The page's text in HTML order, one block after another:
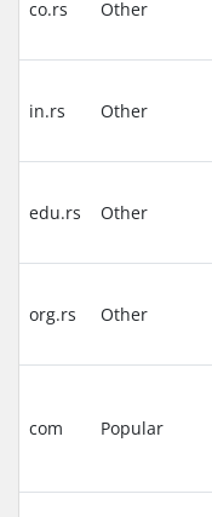
co.rs Other
in.rs Other
edu.rs Other
org.rs Other
com Popular